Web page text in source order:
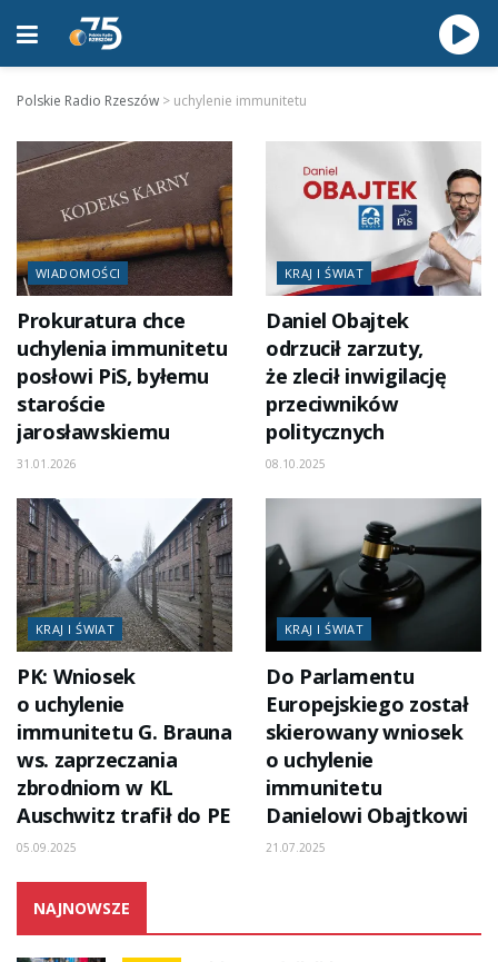
Polskie Radio Rzeszów > uchylenie immunitetu
WIADOMOŚCI
Prokuratura chce
uchylenia immunitetu
posłowi PiS, byłemu
staroście
jarosławskiemu
31.01.2026
KRAJ I ŚWIAT
Daniel Obajtek
odrzucił zarzuty,
że zlecił inwigilację
przeciwników
politycznych
08.10.2025
KRAJ I ŚWIAT
PK: Wniosek
o uchylenie
immunitetu G. Brauna
ws. zaprzeczania
zbrodniom w KL
Auschwitz trafił do PE
05.09.2025
KRAJ I ŚWIAT
Do Parlamentu
Europejskiego został
skierowany wniosek
o uchylenie
immunitetu
Danielowi Obajtkowi
21.07.2025
NAJNOWSZE